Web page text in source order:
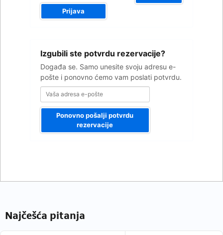
Prijava
Izgubili ste potvrdu rezervacije?
Događa se. Samo unesite svoju adresu e-
pošte i ponovno ćemo vam poslati potvrdu.
adresa
pošte
Ponovno pošalji potvrdu
rezervacije
Najčešća pitanja